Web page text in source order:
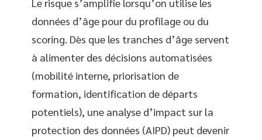
données d’âge pour du profilage ou du
scoring. Dès que les tranches d’âge servent
à alimenter des décisions automatisées
(mobilité interne, priorisation de
formation, identification de départs
potentiels), une analyse d’impact sur la
protection des données (AIPD) peut devenir